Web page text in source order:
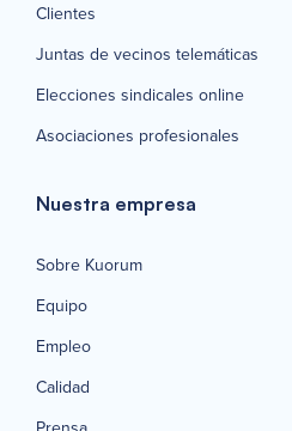
Clientes
Juntas de vecinos telemáticas
Elecciones sindicales online
Asociaciones profesionales
Nuestra empresa
Sobre Kuorum
Equipo
Empleo
Calidad